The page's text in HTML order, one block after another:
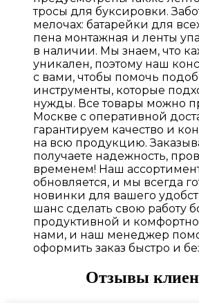
тросы для буксировки.
мелочах: батарейки для
пена монтажная и ленты
в наличии. Мы знаем, что
уникален, поэтому наш
с вами, чтобы помочь
инструменты, которые
нужды. Все товары можно
Москве с оперативной
гарантируем качество и
на всю продукцию.
получаете надежность,
временем! Наш
обновляется, и мы всегда
новинки для вашего
шанс сделать свою работу
продуктивной и
нами, и наш менеджер
оформить заказ быстро и
Отзывы